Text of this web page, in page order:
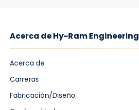
Acerca de Hy-Ram Engineering
Acerca de
Carreras
Fabricación/Diseño